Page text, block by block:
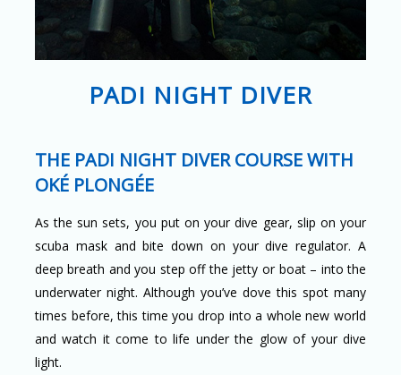
PADI NIGHT DIVER
THE PADI NIGHT DIVER COURSE WITH
OKÉ PLONGÉE
As the sun sets, you put on your dive gear, slip on your
scuba mask and bite down on your dive regulator. A
deep breath and you step off the jetty or boat – into the
underwater night. Although you’ve dove this spot many
times before, this time you drop into a whole new world
and watch it come to life under the glow of your dive
light.